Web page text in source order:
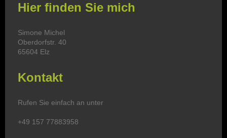
Hier finden Sie mich
Simone Michel
Oberdorfstr. 40
65604 Elz
Kontakt
Rufen Sie einfach an unter
+49 157 77883958